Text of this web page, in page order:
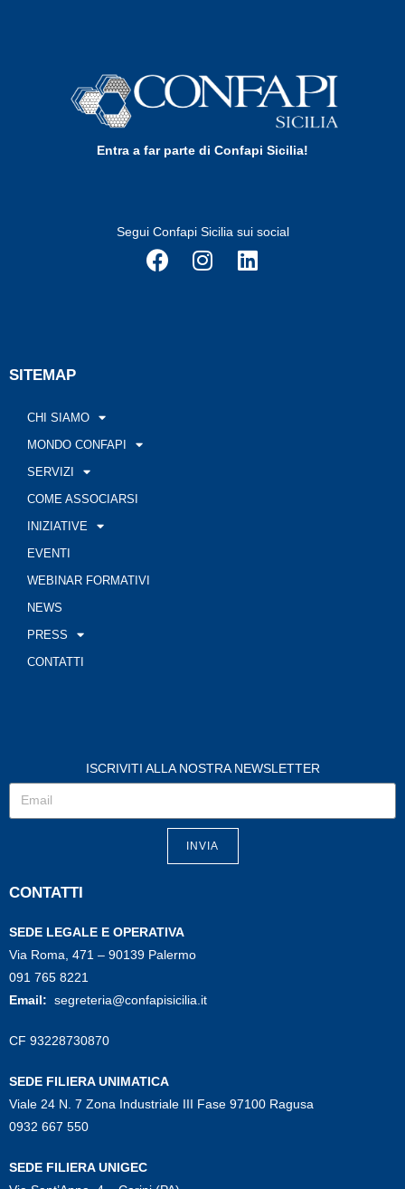
Entra a far parte di Confapi Sicilia!
Segui Confapi Sicilia sui social
SITEMAP
CHI SIAMO
MONDO CONFAPI
SERVIZI
COME ASSOCIARSI
INIZIATIVE
EVENTI
WEBINAR FORMATIVI
NEWS
PRESS
CONTATTI
ISCRIVITI ALLA NOSTRA NEWSLETTER
INVIA
CONTATTI
SEDE LEGALE E OPERATIVA
Via Roma, 471 – 90139 Palermo
091 765 8221
Email: segreteria@confapisicilia.it
CF 93228730870
SEDE FILIERA UNIMATICA
Viale 24 N. 7 Zona Industriale III Fase 97100 Ragusa
0932 667 550
SEDE FILIERA UNIGEC